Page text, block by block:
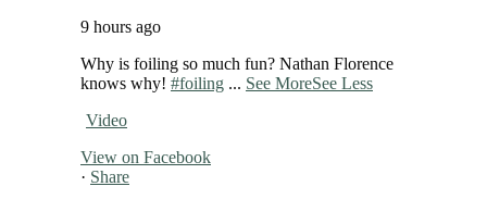
9 hours ago
Why is foiling so much fun? Nathan Florence
knows why! #foiling ... See MoreSee Less
Video
View on Facebook
· Share